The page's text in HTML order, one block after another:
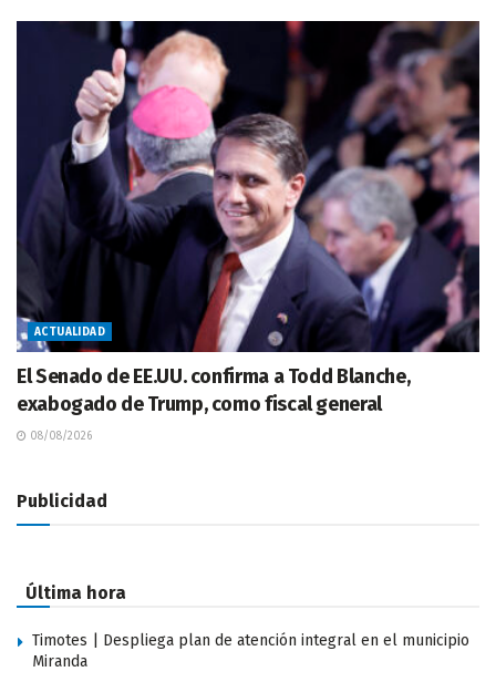
ACTUALIDAD
El Senado de EE.UU. confirma a Todd Blanche,
exabogado de Trump, como fiscal general
08/08/2026
Publicidad
Última hora
Timotes | Despliega plan de atención integral en el municipio
Miranda